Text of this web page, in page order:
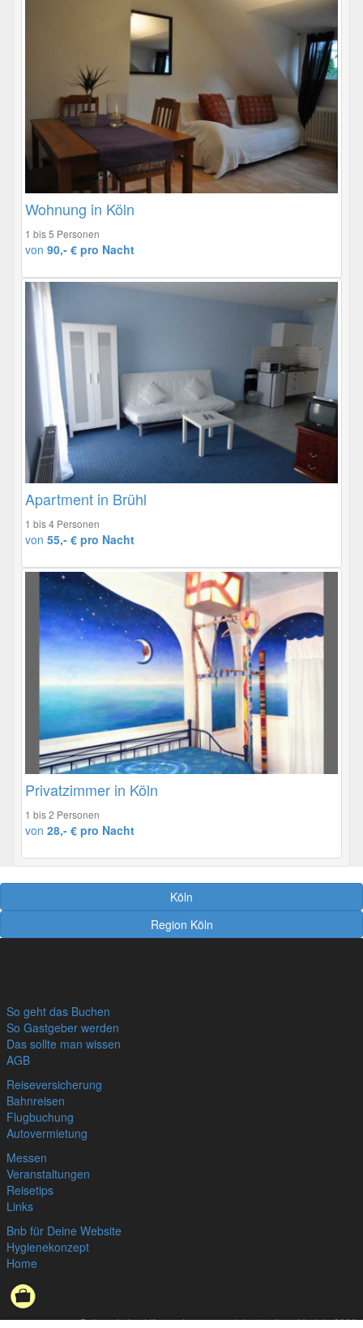
Wohnung in Köln
1 bis 5 Personen
von 90,- € pro Nacht
Apartment in Brühl
1 bis 4 Personen
von 55,- € pro Nacht
Privatzimmer in Köln
1 bis 2 Personen
von 28,- € pro Nacht
Köln
Region Köln
So geht das Buchen
So Gastgeber werden
Das sollte man wissen
AGB
Reiseversicherung
Bahnreisen
Flugbuchung
Autovermietung
Messen
Veranstaltungen
Reisetips
Links
Bnb für Deine Website
Hygienekonzept
Home
Datenschutzerklärung,Impressum© bedandbreakfast.de 2026